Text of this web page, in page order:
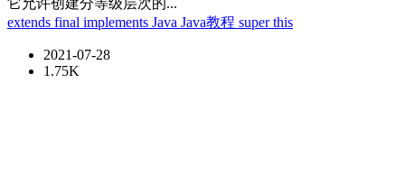
extends final implements Java Java教程 super this
2021-07-28
1.75K